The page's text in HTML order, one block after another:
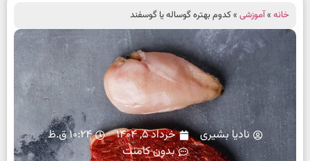
خانه »آموزشی » کدوم بهتره گوساله یا گوسفند
نادیا بشیری خرداد 5, 1404
10:24 ق.ظ
بدون کامنت